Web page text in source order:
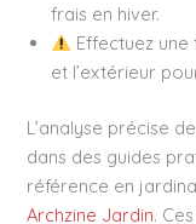
frais en hiver.
Effectuez
et l’extérieur
L’analyse précise
dans des guides
référence en
Archzine Jardin.